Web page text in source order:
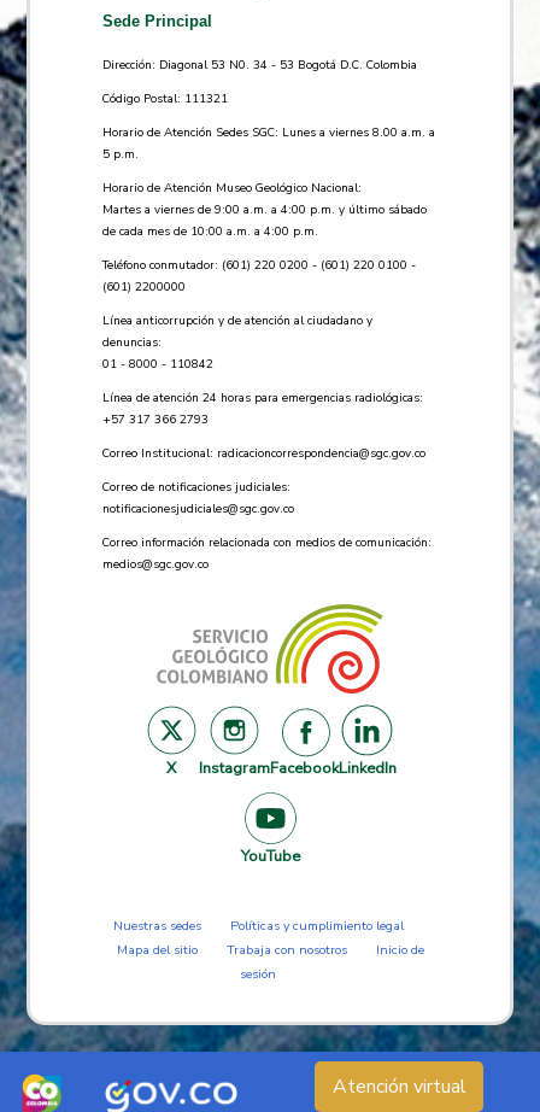
Sede Principal
Dirección: Diagonal 53 N0. 34 - 53 Bogotá D.C. Colombia
Código Postal: 111321
Horario de Atención Sedes SGC: Lunes a viernes 8.00 a.m. a
5 p.m.
Horario de Atención Museo Geológico Nacional:
Martes a viernes de 9:00 a.m. a 4:00 p.m. y último sábado
de cada mes de 10:00 a.m. a 4:00 p.m.
Teléfono conmutador: (601) 220 0200 - (601) 220 0100 -
(601) 2200000
Línea anticorrupción y de atención al ciudadano y
denuncias:
01 - 8000 - 110842
Línea de atención 24 horas para emergencias radiológicas:
+57 ​317 366 2793
Correo Institucional: radicacioncorrespondencia@sgc.gov.co
Correo de notificaciones judiciales:
notificacionesjudiciales@sgc.gov.co
Correo información relacionada con medios de comunicación:
medios@sgc.gov.co
X InstagramFacebookLinkedIn
YouTube
Nuestras sedes
Políticas y cumplimiento legal
Mapa del sitio
Trabaja con nosotros
Inicio de
sesión
Atención virtual